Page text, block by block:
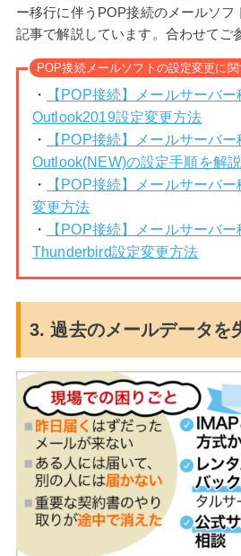
ー移行に伴うPOP接続のメールソ
記事で解説しています。合わせてご
POP接続メールソフトの設定変更に
・
【POP接続】メールサーバ
Outlook2019設定変更方法
・
【POP接続】メールサーバ
Outlook(NEW)の設定手順を解説
・
【POP接続】メールサーバ
変更方法
・
【POP接続】メールサーバ
Thunderbird設定変更方法
3. 過去のメールデータを